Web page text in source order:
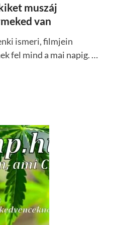
muszáj
van
ismeri, filmjein
fel mind a mai napig. …